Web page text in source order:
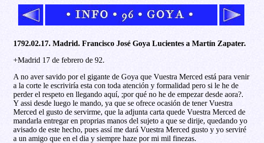
1792.02.17. Madrid. Francisco José Goya Lucientes a Martín Zapater.
+Madrid 17 de febrero de 92.
A no aver savido por el gigante de Goya que Vuestra Merced está para venir
a la corte le escriviría esta con toda atención y formalidad pero si le he de
perder el respeto en llegando aquí, ;por qué no he de empezar desde aora?.
Y assi desde luego le mando, ya que se ofrece ocasión de tener Vuestra
Merced el gusto de servirme, que la adjunta carta quede Vuestra Merced de
mandarla entregar en proprias manos del sujeto a que se dirije, quedando yo
avisado de este hecho, pues assí me dará Vuestra Merced gusto y yo serviré
a un amigo que en el dia y siempre haze por mi mil finezas.